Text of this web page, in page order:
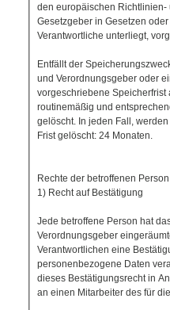
den europäischen
Gesetzgeber in Gesetzen
Verantwortliche unterliegt,
Entfällt der
und Verordnungsgeber oder
vorgeschriebene Speicherfrist
routinemäßig und
gelöscht. In jeden Fall,
Frist gelöscht: 24 Monaten.
Rechte der betroffenen Person
1) Recht auf Bestätigung
Jede betroffene Person hat
Verordnungsgeber
Verantwortlichen eine
personenbezogene Daten
dieses Bestätigungsrecht in
an einen Mitarbeiter des für